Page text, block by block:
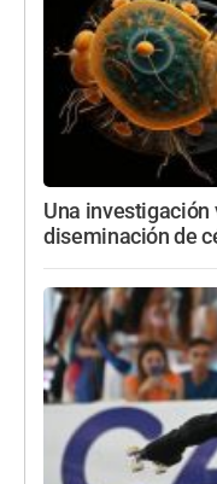
Una investigación
diseminación de